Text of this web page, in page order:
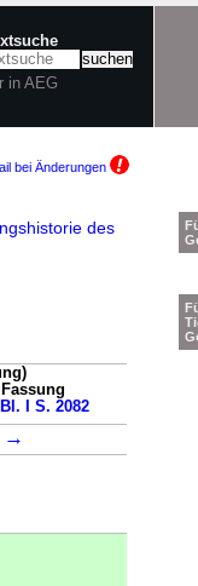
in AEG
bei Änderungen
des
I S. 2082
→